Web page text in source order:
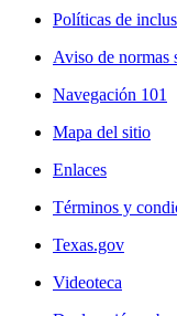
Políticas de
Aviso de normas
Navegación 101
Mapa del sitio
Enlaces
Términos y
Texas.gov
Videoteca